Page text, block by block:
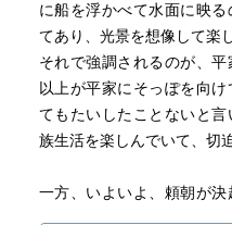
に船を浮かべて水面に映
てあり、光景を想像して楽
それで強調されるのが、
以上が平家にそっぽを向
てもたいしたことないと
族生活を楽しんでいて、切
一方、いよいよ、頼朝が